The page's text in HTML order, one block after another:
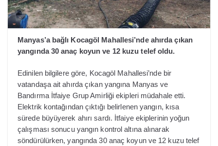
Manyas’a bağlı Kocagöl Mahallesi’nde ahırda çıkan
yangında 30 anaç koyun ve 12 kuzu telef oldu.
Edinilen bilgilere göre, Kocagöl Mahallesi’nde bir
vatandaşa ait ahırda çıkan yangına Manyas ve
Bandırma İtfaiye Grup Amirliği ekipleri müdahale etti.
Elektrik kontağından çıktığı belirlenen yangın, kısa
sürede büyüyerek ahırı sardı. İtfaiye ekiplerinin yoğun
çalışması sonucu yangın kontrol altına alınarak
söndürülürken, yangında 30 anaç koyun ve 12 kuzu telef